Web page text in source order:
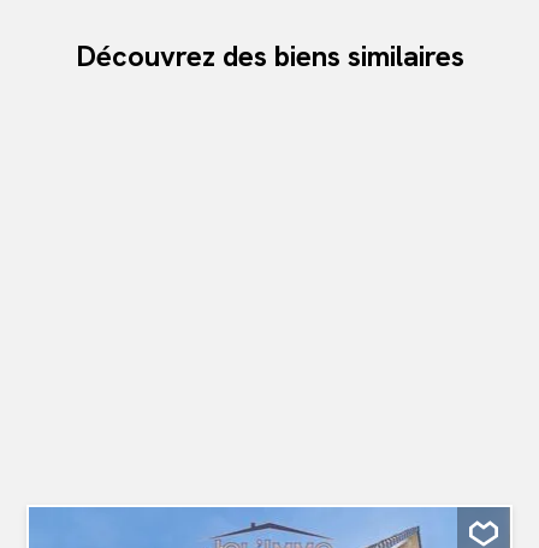
Découvrez des biens similaires